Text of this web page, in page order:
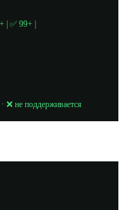
| ✅ 99+ |
не поддерживается